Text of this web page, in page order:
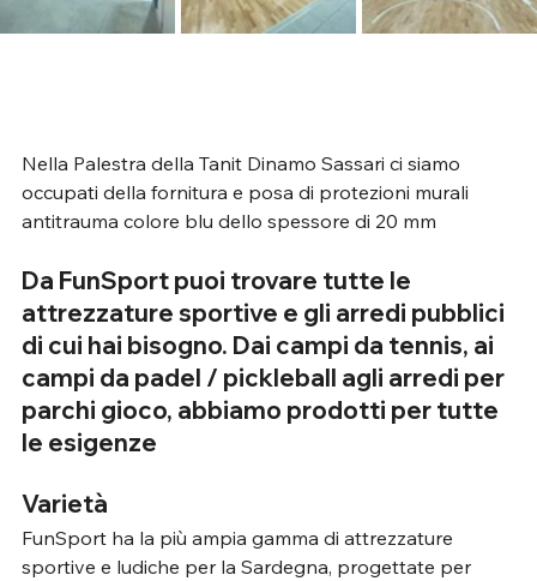
Nella Palestra della Tanit Dinamo Sassari ci siamo
occupati della fornitura e posa di protezioni murali
antitrauma colore blu dello spessore di 20 mm
Da FunSport puoi trovare tutte le
attrezzature sportive e gli arredi pubblici
di cui hai bisogno. Dai campi da tennis, ai
campi da padel / pickleball agli arredi per
parchi gioco, abbiamo prodotti per tutte
le esigenze
Varietà
FunSport ha la più ampia gamma di attrezzature
sportive e ludiche per la Sardegna, progettate per